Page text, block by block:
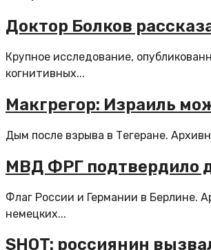
Доктор Болков
Крупное исследование,
когнитивных...
Макгрегор: Израиль
Дым после взрыва в Тегеране.
МВД ФРГ подтвердило
Флаг России и Германии в Берлине.
немецких...
SHOT: россиянин